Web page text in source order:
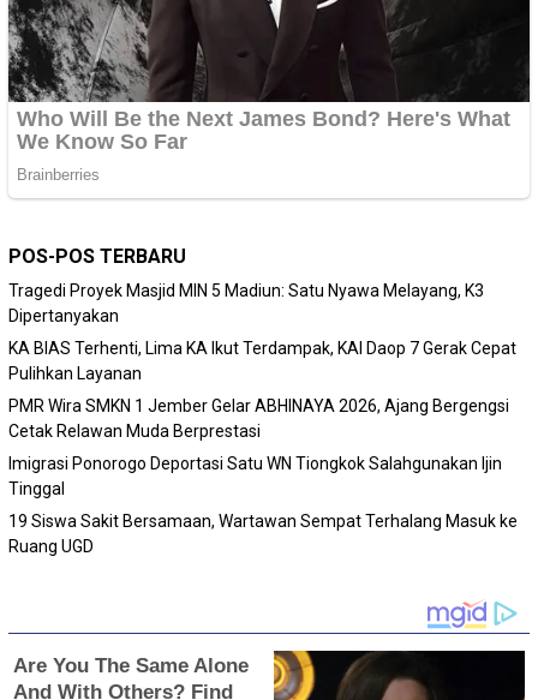
POS-POS TERBARU
Tragedi Proyek Masjid MIN 5 Madiun: Satu Nyawa Melayang, K3
Dipertanyakan
KA BIAS Terhenti, Lima KA Ikut Terdampak, KAI Daop 7 Gerak Cepat
Pulihkan Layanan
PMR Wira SMKN 1 Jember Gelar ABHINAYA 2026, Ajang Bergengsi
Cetak Relawan Muda Berprestasi
Imigrasi Ponorogo Deportasi Satu WN Tiongkok Salahgunakan Ijin
Tinggal
19 Siswa Sakit Bersamaan, Wartawan Sempat Terhalang Masuk ke
Ruang UGD